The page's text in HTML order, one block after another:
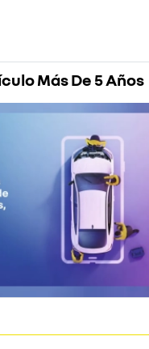
Más De 5 Años